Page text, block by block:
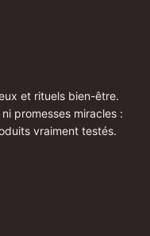
et rituels bien-être.
promesses miracles :
vraiment testés.